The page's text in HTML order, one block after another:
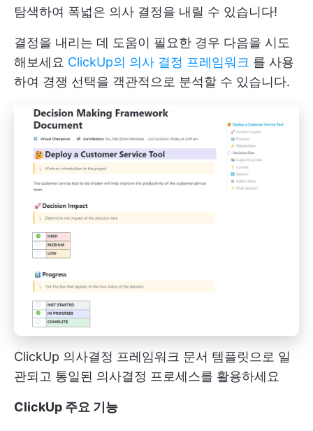
탐색하여 폭넓은 의사 결정을 내릴 수 있습니다!
결정을 내리는 데 도움이 필요한 경우 다음을 시도
해보세요 ClickUp의 의사 결정 프레임워크 를 사용
하여 경쟁 선택을 객관적으로 분석할 수 있습니다.
ClickUp 의사결정 프레임워크 문서 템플릿으로 일
관되고 통일된 의사결정 프로세스를 활용하세요
ClickUp 주요 기능